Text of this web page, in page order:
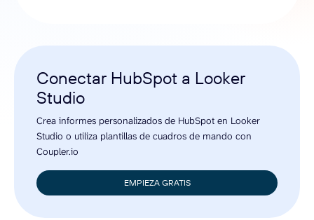
Conectar HubSpot a Looker
Studio
Crea informes personalizados de HubSpot en Looker
Studio o utiliza plantillas de cuadros de mando con
Coupler.io
EMPIEZA GRATIS